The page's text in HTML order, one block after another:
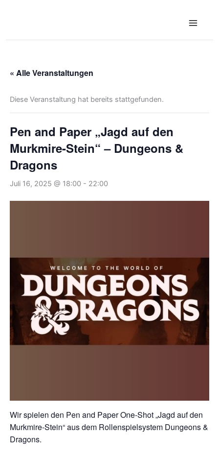
springen
« Alle Veranstaltungen
Diese Veranstaltung hat bereits stattgefunden.
Pen and Paper „Jagd auf den
Murkmire-Stein“ – Dungeons &
Dragons
Juli 16, 2025 @ 18:00 - 22:00
Wir spielen den Pen and Paper One-Shot „Jagd auf den
Murkmire-Stein“ aus dem Rollenspielsystem Dungeons &
Dragons.